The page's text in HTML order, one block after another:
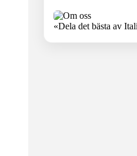
«Dela det bästa av